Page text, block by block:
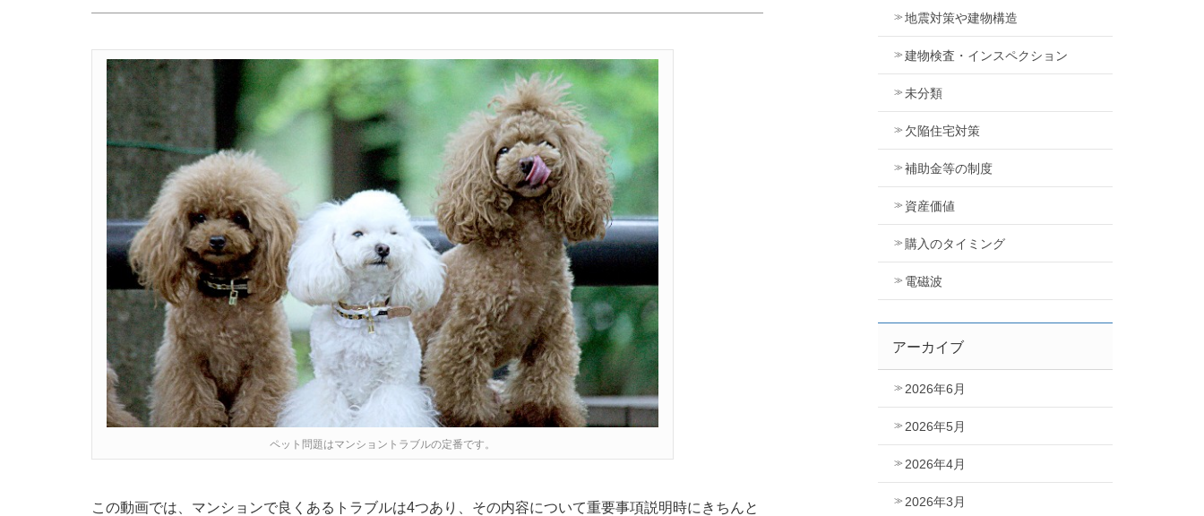
ペット問題はマンショントラブルの定番です。
この動画では、マンションで良くあるトラブルは4つあり、その内容について重要事項説明時にきちんと
地震対策や建物構造
建物検査・インスペクション
未分類
欠陥住宅対策
補助金等の制度
資産価値
購入のタイミング
電磁波
アーカイブ
2026年6月
2026年5月
2026年4月
2026年3月